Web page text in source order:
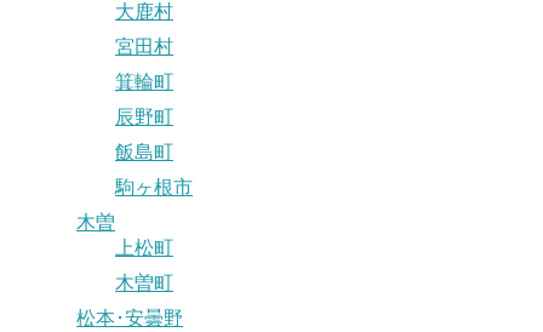
大鹿村
宮田村
箕輪町
辰野町
飯島町
駒ヶ根市
木曽
上松町
木曽町
松本･安曇野